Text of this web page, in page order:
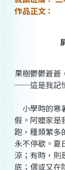
作品正文：
果樹鬱鬱蒼蒼
──這是我記
小學時的寒
假。阿嬤家是
跑，種類繁多
永不停歇。夏
涼；有時，則
底；偶或又在